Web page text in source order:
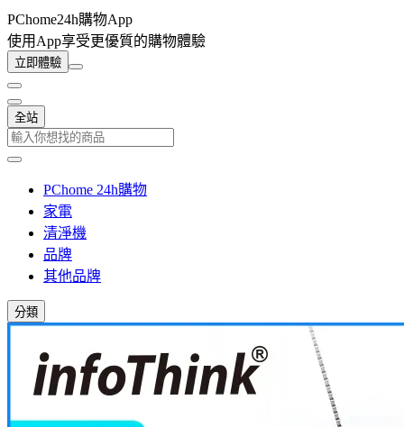
PChome24h購物App
使用App享受更優質的購物體驗
立即體驗
全站
PChome 24h購物
家電
清淨機
品牌
其他品牌
分類